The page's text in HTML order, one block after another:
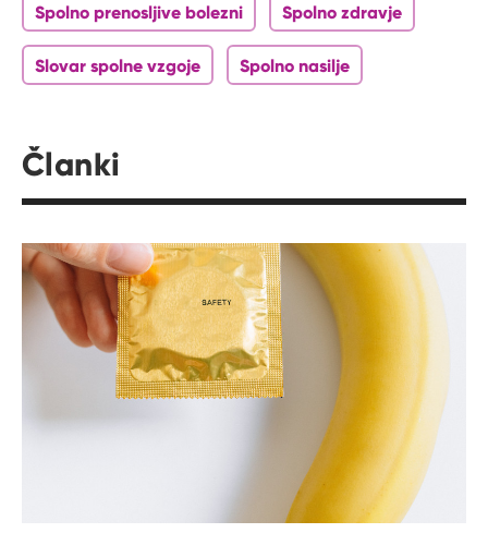
Spolno prenosljive bolezni Spolno zdravje
Slovar spolne vzgoje Spolno nasilje
Članki